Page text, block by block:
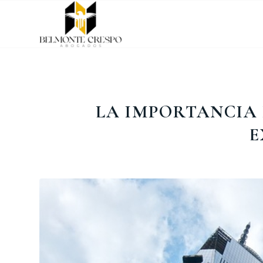
LA IMPORTANCIA